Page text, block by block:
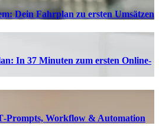
Dein Fahrplan zu ersten Umsätzen
In 37 Minuten zum ersten Online-
Workflow & Automation